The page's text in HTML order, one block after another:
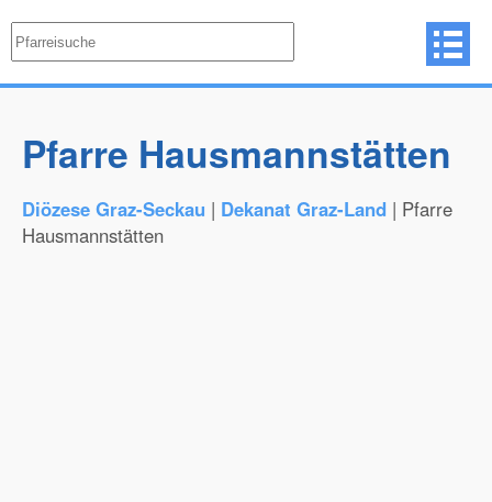
Pfarre Hausmannstätten
Diözese Graz-Seckau | Dekanat Graz-Land | Pfarre
Hausmannstätten